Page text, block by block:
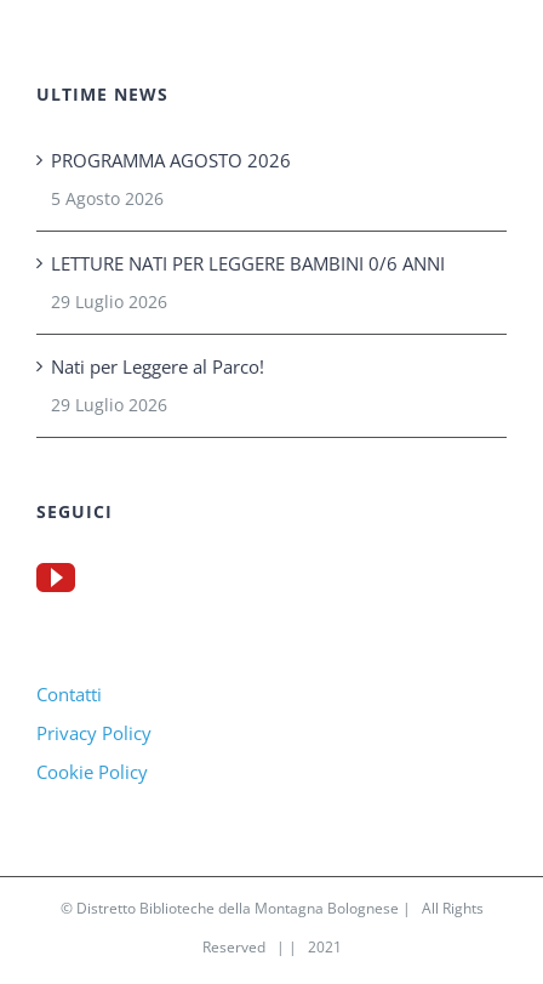
ULTIME NEWS
PROGRAMMA AGOSTO 2026
5 Agosto 2026
LETTURE NATI PER LEGGERE BAMBINI 0/6 ANNI
29 Luglio 2026
Nati per Leggere al Parco!
29 Luglio 2026
SEGUICI
Contatti
Privacy Policy
Cookie Policy
© Distretto Biblioteche della Montagna Bolognese | All Rights
Reserved | | 2021